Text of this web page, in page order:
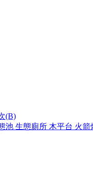
(B)
池 生態廁所 木平台 火箭